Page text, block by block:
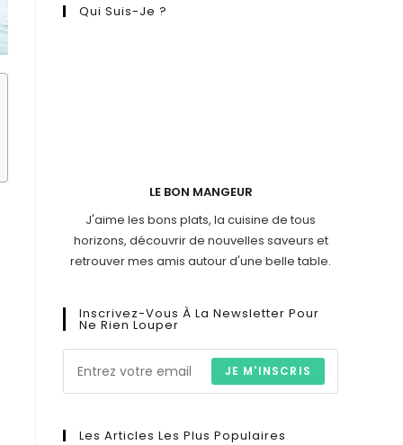
Qui Suis-Je ?
LE BON MANGEUR
J'aime les bons plats, la cuisine de tous
horizons, découvrir de nouvelles saveurs et
retrouver mes amis autour d'une belle table.
Inscrivez-Vous À La Newsletter Pour
Ne Rien Louper
JE M'INSCRIS
Les Articles Les Plus Populaires